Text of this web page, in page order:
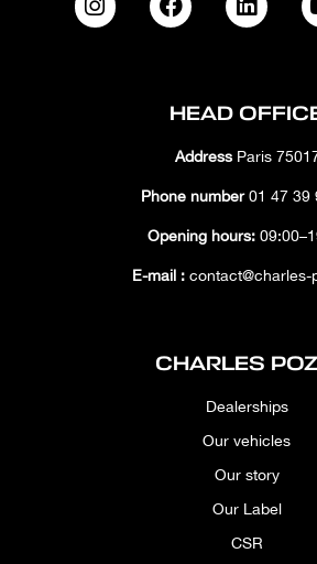
HEAD
AddressParis
Phone number01 47 39
Opening hours:
E-mail : contact@charles-
CHARLES
Dealerships
Our vehicles
Our story
Our Label
CSR